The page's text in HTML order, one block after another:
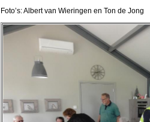
Foto’s: Albert van Wieringen en Ton de Jong